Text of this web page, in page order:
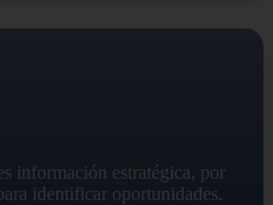
información estratégica, por
identificar oportunidades.